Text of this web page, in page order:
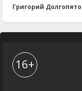
Григорий
16+